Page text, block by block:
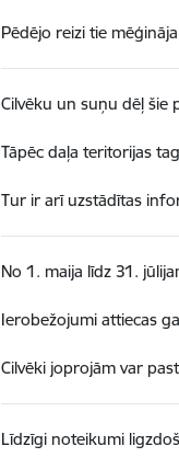
Pēdējo reizi tie
Cilvēku un suņu dēļ šie
Tāpēc daļa teritorijas
Tur ir arī uzstādītas
No 1. maija līdz 31.
Ierobežojumi attiecas
Cilvēki joprojām var
Līdzīgi noteikumi